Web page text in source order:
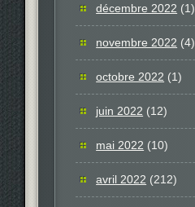
décembre 2022 (1)
novembre 2022 (4)
octobre 2022 (1)
juin 2022 (12)
mai 2022 (10)
avril 2022 (212)